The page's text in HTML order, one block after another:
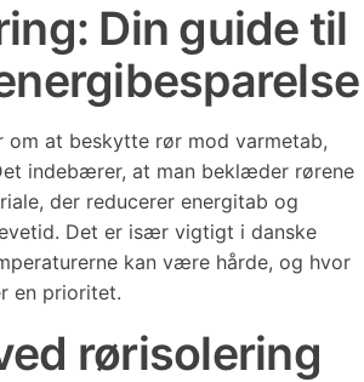
Din guide til
om at beskytte rør mod varmetab,
indebærer, at man beklæder rørene
der reducerer energitab og
Det er især vigtigt i danske
kan være hårde, og hvor
en prioritet.
rørisolering